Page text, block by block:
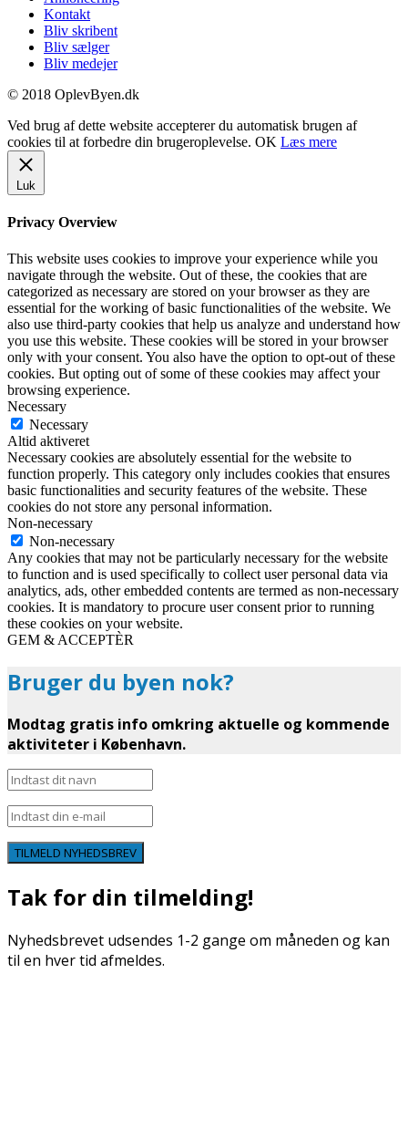
Kontakt
Bliv skribent
Bliv sælger
Bliv medejer
© 2018 OplevByen.dk
Ved brug af dette website accepterer du automatisk brugen af
cookies til at forbedre din brugeroplevelse. OK Læs mere
Luk
Privacy Overview
This website uses cookies to improve your experience while you
navigate through the website. Out of these, the cookies that are
categorized as necessary are stored on your browser as they are
essential for the working of basic functionalities of the website. We
also use third-party cookies that help us analyze and understand how
you use this website. These cookies will be stored in your browser
only with your consent. You also have the option to opt-out of these
cookies. But opting out of some of these cookies may affect your
browsing experience.
Necessary
Necessary
Altid aktiveret
Necessary cookies are absolutely essential for the website to
function properly. This category only includes cookies that ensures
basic functionalities and security features of the website. These
cookies do not store any personal information.
Non-necessary
Non-necessary
Any cookies that may not be particularly necessary for the website
to function and is used specifically to collect user personal data via
analytics, ads, other embedded contents are termed as non-necessary
cookies. It is mandatory to procure user consent prior to running
these cookies on your website.
GEM & ACCEPTÈR
Bruger du byen nok?
Modtag gratis info omkring aktuelle og kommende
aktiviteter i København.
TILMELD NYHEDSBREV
Tak for din tilmelding!
Nyhedsbrevet udsendes 1-2 gange om måneden og kan
til en hver tid afmeldes.